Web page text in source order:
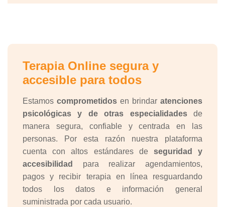
Terapia Online segura y
accesible para todos
Estamos comprometidos en brindar atenciones
psicológicas y de otras especialidadesde
manera segura, confiable y centrada en las
personas. Por esta razón nuestra plataforma
cuenta con altos estándares de seguridad y
accesibilidad
para realizar agendamientos,
pagos y recibir terapia en línea resguardando
todos los datos e información general
suministrada por cada usuario.